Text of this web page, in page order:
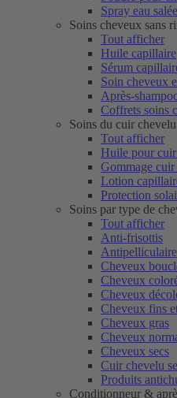
Spray eau
Soins cheveux sans
Tout afficher
Huile capillaire
Sérum
Soin cheveux
Après-
Coffrets soins
Soins du cuir chevelu
Tout afficher
Huile pour
Gommage cuir
Lotion
Protection
Soins par type de
Tout afficher
Anti-frisottis
Antipelliculaire
Cheveux
Cheveux
Cheveux
Cheveux fins
Cheveux gras
Cheveux
Cheveux secs
Cuir chevelu
Produits
Conditionneur &